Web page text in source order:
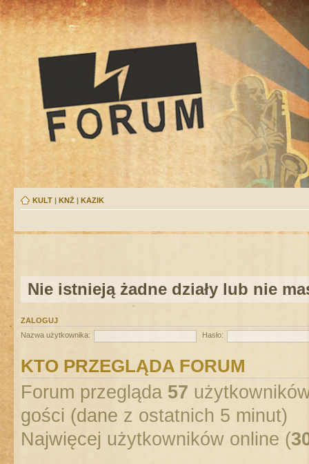
KULT | KNŻ | KAZIK
Nie istnieją żadne działy lub nie
ZALOGUJ
Nazwa użytkownika:
Hasło:
KTO PRZEGLĄDA FORUM
Forum przegląda 57
gości (dane z ostatnich 5 minut)
Najwięcej użytkowników online (